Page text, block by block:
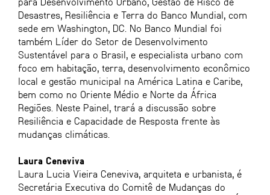
Desastres, Resiliência e Terra do Banco Mundial, com
sede em Washington, DC. No Banco Mundial foi
também Líder do Setor de Desenvolvimento
Sustentável para o Brasil, e especialista urbano com
foco em habitação, terra, desenvolvimento econômico
local e gestão municipal na América Latina e Caribe,
bem como no Oriente Médio e Norte da África
Regiões. Neste Painel, trará a discussão sobre
Resiliência e Capacidade de Resposta frente às
mudanças climáticas.
Laura Ceneviva
Laura Lucia Vieira Ceneviva, arquiteta e urbanista, é
Secretária Executiva do Comitê de Mudanças do